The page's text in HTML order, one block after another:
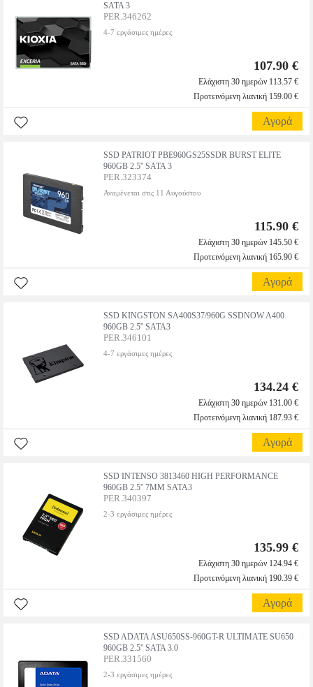
SATA 3
PER.346262
4-7 εργάσιμες ημέρες
107.90 €
Ελάχιστη 30 ημερών 113.57 €
Προτεινόμενη λιανική 159.00 €
Αγορά
SSD PATRIOT PBE960GS25SSDR BURST ELITE
960GB 2.5'' SATA 3
PER.323374
Αναμένεται στις 11 Αυγούστου
115.90 €
Ελάχιστη 30 ημερών 145.50 €
Προτεινόμενη λιανική 165.90 €
Αγορά
SSD KINGSTON SA400S37/960G SSDNOW A400
960GB 2.5'' SATA3
PER.346101
4-7 εργάσιμες ημέρες
134.24 €
Ελάχιστη 30 ημερών 131.00 €
Προτεινόμενη λιανική 187.93 €
Αγορά
SSD INTENSO 3813460 HIGH PERFORMANCE
960GB 2.5'' 7MM SATA3
PER.340397
2-3 εργάσιμες ημέρες
135.99 €
Ελάχιστη 30 ημερών 124.94 €
Προτεινόμενη λιανική 190.39 €
Αγορά
SSD ADATA ASU650SS-960GT-R ULTIMATE SU650
960GB 2.5'' SATA 3.0
PER.331560
2-3 εργάσιμες ημέρες